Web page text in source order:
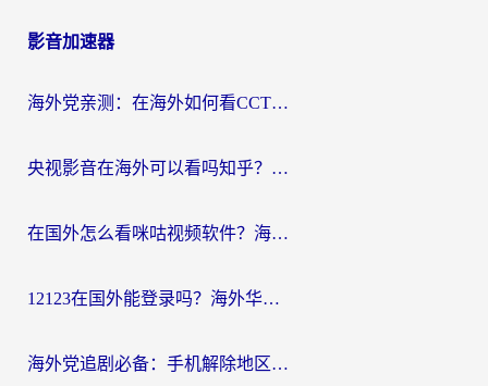
影音加速器
海外党亲测：在海外如何看CCTV？告别“仅限大陆播放”的实用指南
央视影音在海外可以看吗知乎？留学生亲测：3步解决地域限制+追剧自由
在国外怎么看咪咕视频软件？海外党亲测有效的回国加速方案
12123在国外能登录吗？海外华人必看的回国加速实用指南
海外党追剧必备：手机解除地区限制app怎么选？解决央视视频&国内剧地区限制全指南